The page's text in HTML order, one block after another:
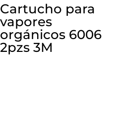
Cartucho para
vapores
orgánicos 6006
2pzs 3M